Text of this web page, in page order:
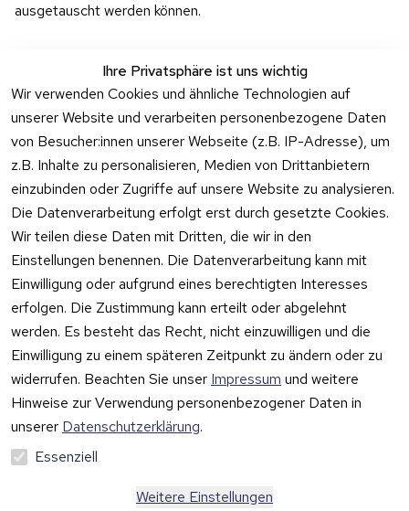
ausgetauscht werden können.
Ihre Privatsphäre ist uns wichtig
Wir verwenden Cookies und ähnliche Technologien auf
unserer Website und verarbeiten personenbezogene Daten
von Besucher:innen unserer Webseite (z.B. IP-Adresse), um
z.B. Inhalte zu personalisieren, Medien von Drittanbietern
einzubinden oder Zugriffe auf unsere Website zu analysieren.
Die Datenverarbeitung erfolgt erst durch gesetzte Cookies.
Wir teilen diese Daten mit Dritten, die wir in den
Einstellungen benennen. Die Datenverarbeitung kann mit
Einwilligung oder aufgrund eines berechtigten Interesses
erfolgen. Die Zustimmung kann erteilt oder abgelehnt
werden. Es besteht das Recht, nicht einzuwilligen und die
Einwilligung zu einem späteren Zeitpunkt zu ändern oder zu
widerrufen. Beachten Sie unser Impressum und weitere
Hinweise zur Verwendung personenbezogener Daten in
unserer Datenschutzerklärung.
Essenziell
Weitere Einstellungen
Rechtliches
AGB
Impressum
Datenschutzer
klärung
Barrierefreiheit
serklärung
Widerrufsbeleh
rung
Retoureninfo
Vertrag
widerrufen
Kontakt
Prilux Print
Solutions
Wilhem-
Leuschner-Str.
19
Rödermark
Tel.: 06074
Email:
info@prilux-
Support
Hersteller
Fehlermeldung
Druckqualität
Wartungskit
Roller-
Diagramm
Ersatzteile
aus eigenen
Lagerbestan
d
Zahlung
und
Versand
Versandpaus
chale 5,95